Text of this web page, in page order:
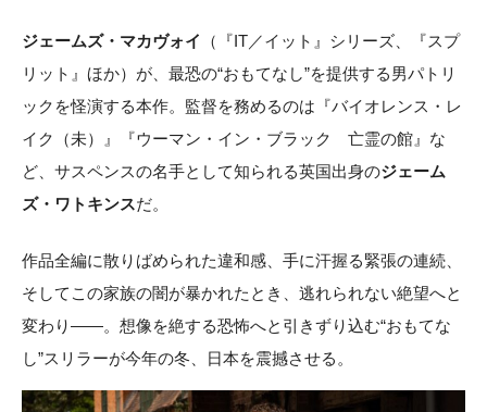
ジェームズ・マカヴォイ
（『IT／イット』シリーズ、『スプ
リット』ほか）が、最恐の“おもてなし”を提供する男パトリ
ックを怪演する本作。監督を務めるのは『バイオレンス・レ
イク（未）』『ウーマン・イン・ブラック 亡霊の館』な
ど、サスペンスの名手として知られる英国出身のジェーム
ズ・ワトキンスだ。
作品全編に散りばめられた違和感、手に汗握る緊張の連続、
そしてこの家族の闇が暴かれたとき、逃れられない絶望へと
変わり――。想像を絶する恐怖へと引きずり込む“おもてな
し”スリラーが今年の冬、日本を震撼させる。